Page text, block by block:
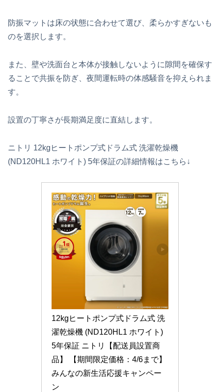
防振マットは床の状態に合わせて選び、柔らかすぎないも
のを選択します。
また、壁や洗面台と本体が接触しないように隙間を確保す
ることで共振を防ぎ、夜間運転時の体感騒音を抑えられま
す。
設置の丁寧さが長期満足度に直結します。
ニトリ 12kgヒートポンプ式ドラム式 洗濯乾燥機
(ND120HL1 ホワイト) 5年保証の詳細情報はこちら↓
12kgヒートポンプ式ドラム式 洗
濯乾燥機 (ND120HL1 ホワイト)
5年保証 ニトリ【配送員設置商
品】 【期間限定価格：4/6まで】
みんなの新生活応援キャンペー
ン